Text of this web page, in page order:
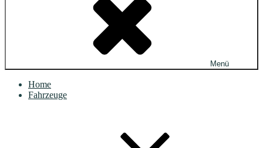
Menü
Home
Fahrzeuge